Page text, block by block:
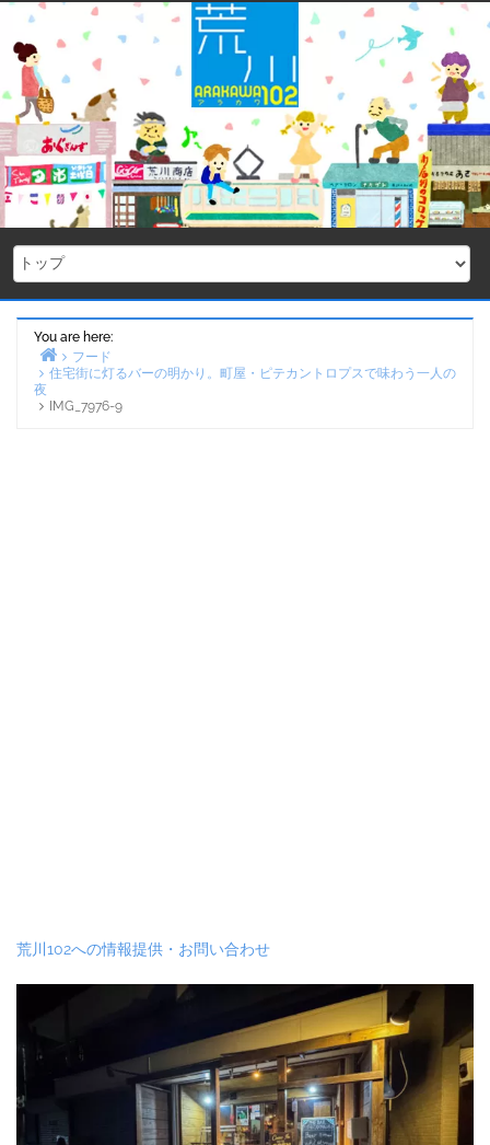
Skip
content
You are here:
Home
フード
住宅街に灯るバーの明かり。町屋・ピテカントロプスで味わう一人の
夜
IMG_7976-9
荒川102への情報提供・お問い合わせ